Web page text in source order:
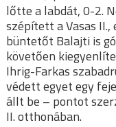
lőtte a labdát, 0-2.
szépített a Vasas
büntetőt Balajti is
követően
Ihrig-Farkas
védett egyet egy
állt be – pontot
II. otthonában.